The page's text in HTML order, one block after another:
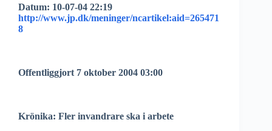
Datum: 10-07-04 22:19
http://www.jp.dk/meninger/ncartikel:aid=265471
8
Offentliggjort 7 oktober 2004 03:00
Krönika: Fler invandrare ska i arbete